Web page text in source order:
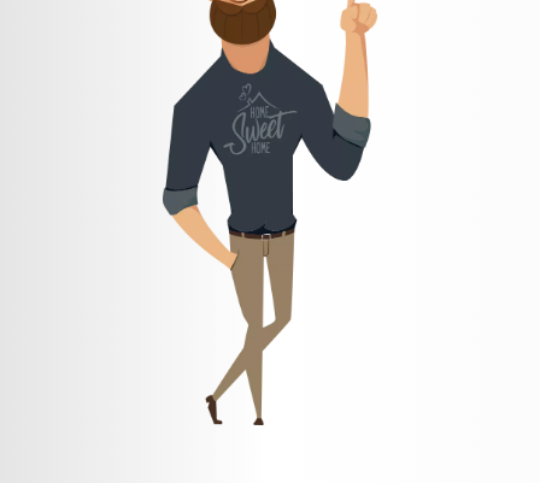
Wyrażam zgodę na przetwarzanie moich danych
osobowych zawartych w niniejszym formularzu zgodnie z
polityką prywatności
.
Lub skontaktuj się z nami!